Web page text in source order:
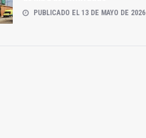
PUBLICADO EL 13 DE MAYO DE 2026